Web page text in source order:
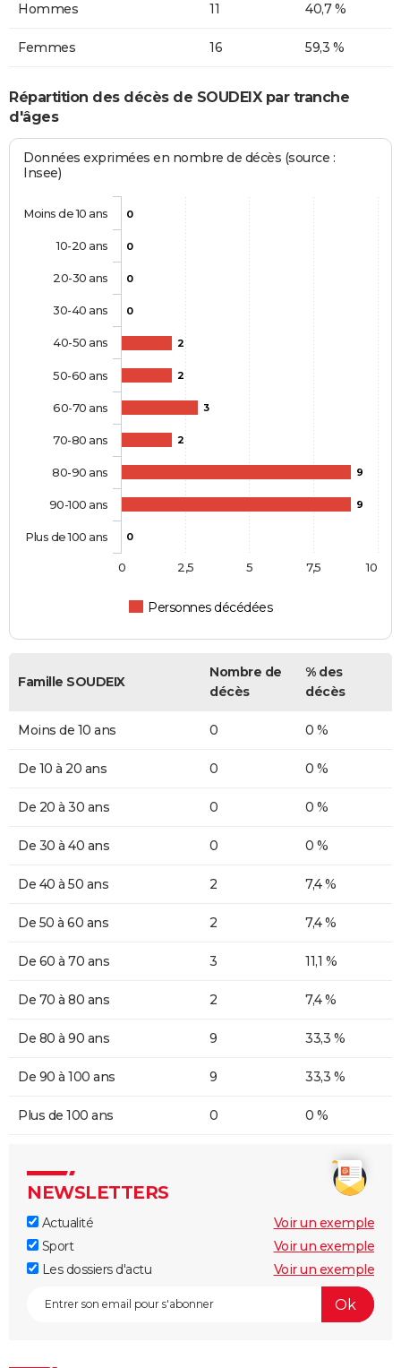
Hommes 11 40,7 %
Femmes 16 59,3 %
Répartition des décès de SOUDEIX par tranche
d'âges
Données exprimées en nombre de décès (source :
Insee)
0
0
0
0
2
2
3
2
9
9
0
Personnes décédées
Moins de 10 ans
10-20 ans
20-30 ans
30-40 ans
40-50 ans
50-60 ans
60-70 ans
70-80 ans
80-90 ans
90-100 ans
Plus de 100 ans
0 10
2,5 5 7,5
Famille SOUDEIX
Nombre de
décès
% des
décès
Moins de 10 ans 0 0 %
De 10 à 20 ans 0 0 %
De 20 à 30 ans 0 0 %
De 30 à 40 ans 0 0 %
De 40 à 50 ans 2 7,4 %
De 50 à 60 ans 2 7,4 %
De 60 à 70 ans 3 11,1 %
De 70 à 80 ans 2 7,4 %
De 80 à 90 ans 9 33,3 %
De 90 à 100 ans 9 33,3 %
Plus de 100 ans 0 0 %
NEWSLETTERS
Actualité
Voir un exemple
Sport
Voir un exemple
Les dossiers d'actu
Voir un exemple